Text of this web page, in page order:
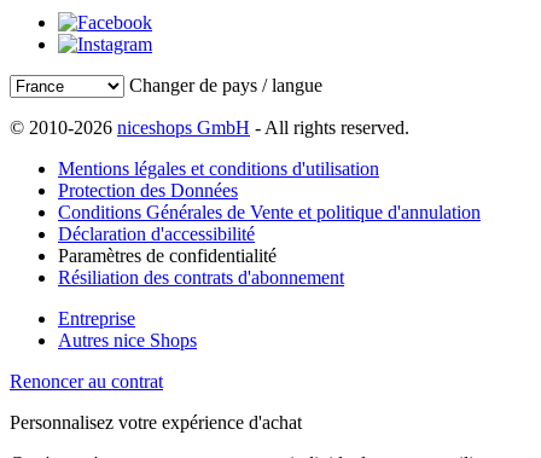
Changer de pays / langue
© 2010-2026 niceshops GmbH - All rights reserved.
Mentions légales et conditions d'utilisation
Protection des Données
Conditions Générales de Vente et politique d'annulation
Déclaration d'accessibilité
Paramètres de confidentialité
Résiliation des contrats d'abonnement
Entreprise
Autres nice Shops
Renoncer au contrat
Personnalisez votre expérience d'achat